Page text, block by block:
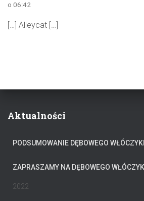
o 06:42
[…] Alleycat […]
Aktualności
PODSUMOWANIE DĘBOWEGO
ZAPRASZAMY NA DĘBOWEGO
2022